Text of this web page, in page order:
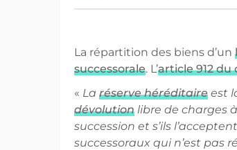
La répartition des biens d’un
successorale. L’article 912 du
« La réserve héréditaire est
dévolution libre de charges
succession et s’ils
successoraux qui n’est pas